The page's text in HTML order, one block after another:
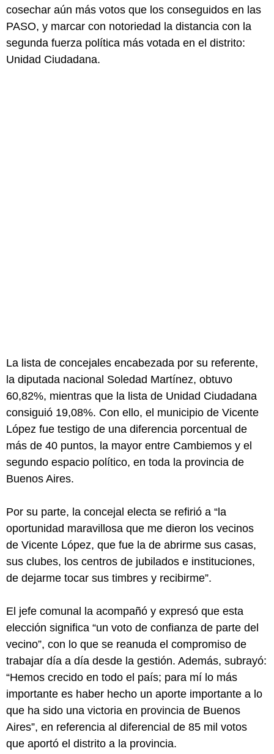
cosechar aún más votos que los conseguidos en las
PASO, y marcar con notoriedad la distancia con la
segunda fuerza política más votada en el distrito:
Unidad Ciudadana.
La lista de concejales encabezada por su referente,
la diputada nacional Soledad Martínez, obtuvo
60,82%, mientras que la lista de Unidad Ciudadana
consiguió 19,08%. Con ello, el municipio de Vicente
López fue testigo de una diferencia porcentual de
más de 40 puntos, la mayor entre Cambiemos y el
segundo espacio político, en toda la provincia de
Buenos Aires.
Por su parte, la concejal electa se refirió a “la
oportunidad maravillosa que me dieron los vecinos
de Vicente López, que fue la de abrirme sus casas,
sus clubes, los centros de jubilados e instituciones,
de dejarme tocar sus timbres y recibirme”.
El jefe comunal la acompañó y expresó que esta
elección significa “un voto de confianza de parte del
vecino”, con lo que se reanuda el compromiso de
trabajar día a día desde la gestión. Además, subrayó:
“Hemos crecido en todo el país; para mí lo más
importante es haber hecho un aporte importante a lo
que ha sido una victoria en provincia de Buenos
Aires”, en referencia al diferencial de 85 mil votos
que aportó el distrito a la provincia.